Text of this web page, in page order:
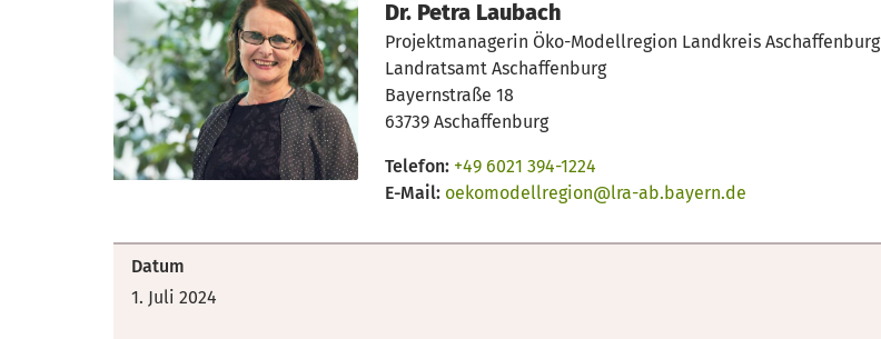
Dr. Petra Laubach
Projektmanagerin Öko-Modellregion Landkreis Aschaffenburg
Landratsamt Aschaffenburg
Bayernstraße 18
63739 Aschaffenburg
Telefon: +49 6021 394-1224
E-Mail: oekomodellregion@lra-ab.bayern.de
Datum
1. Juli 2024